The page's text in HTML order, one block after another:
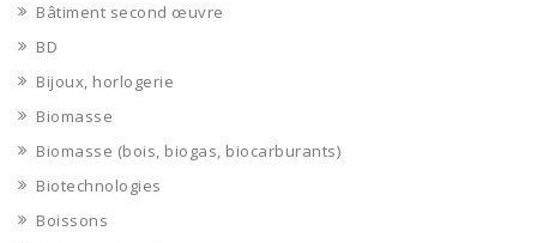
Bâtiment second œuvre
BD
Bijoux, horlogerie
Biomasse
Biomasse (bois, biogas, biocarburants)
Biotechnologies
Boissons